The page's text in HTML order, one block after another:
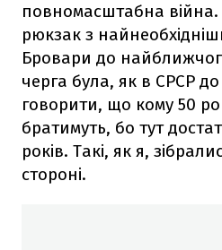
повномасштабна війна.
рюкзак з
Бровари до
черга була, як в СРСР
говорити, що кому 50
братимуть, бо тут
років. Такі, як я,
стороні.